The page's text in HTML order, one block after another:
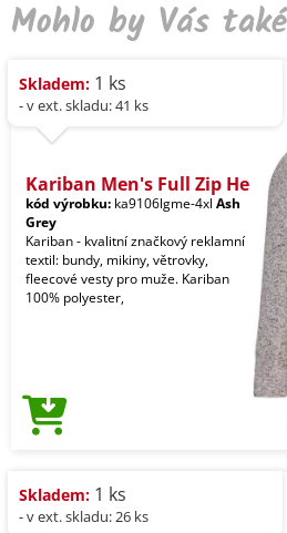
Mohlo by Vás
Skladem: 1 ks
- v ext. skladu: 41 ks
Kariban Men's Full Zip He
kód výrobku: ka9106lgme-4xl Ash
Grey
Kariban - kvalitní značkový reklamní
textil: bundy, mikiny, větrovky,
fleecové vesty pro muže. Kariban
100% polyester,
Skladem: 1 ks
- v ext. skladu: 26 ks